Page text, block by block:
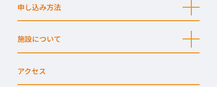
申し込み方法
開
く
施設について
開
く
アクセス